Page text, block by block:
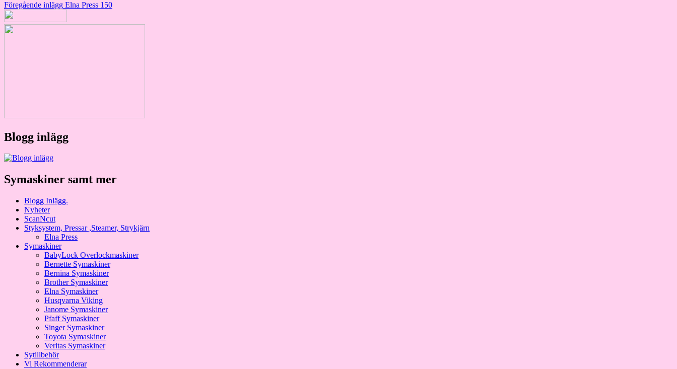
Inläggsnavigering
Föregående inlägg Elna Press 150
Blogg inlägg
Symaskiner samt mer
Blogg Inlägg.
Nyheter
ScanNcut
Styksystem, Pressar ,Steamer, Strykjärn
Elna Press
Symaskiner
BabyLock Overlockmaskiner
Bernette Symaskiner
Bernina Symaskiner
Brother Symaskiner
Elna Symaskiner
Husqvarna Viking
Janome Symaskiner
Pfaff Symaskiner
Singer Symaskiner
Toyota Symaskiner
Veritas Symaskiner
Sytillbehör
Vi Rekommenderar